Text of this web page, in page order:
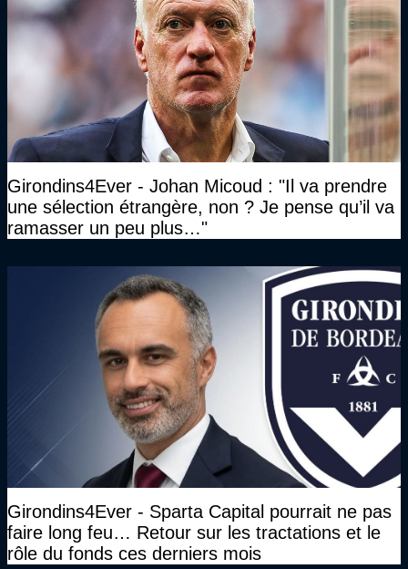
Girondins4Ever - Johan Micoud : "Il va prendre
une sélection étrangère, non ? Je pense qu’il va
ramasser un peu plus…"
Girondins4Ever - Sparta Capital pourrait ne pas
faire long feu… Retour sur les tractations et le
rôle du fonds ces derniers mois